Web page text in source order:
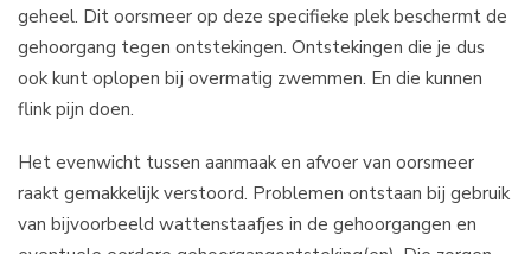
geheel. Dit oorsmeer op deze specifieke plek beschermt de
gehoorgang tegen ontstekingen. Ontstekingen die je dus
ook kunt oplopen bij overmatig zwemmen. En die kunnen
flink pijn doen.
Het evenwicht tussen aanmaak en afvoer van oorsmeer
raakt gemakkelijk verstoord. Problemen ontstaan bij gebruik
van bijvoorbeeld wattenstaafjes in de gehoorgangen en